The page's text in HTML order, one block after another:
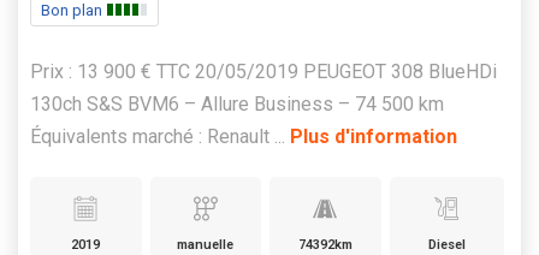
Bon plan
Prix : 13 900 € TTC 20/05/2019 PEUGEOT 308 BlueHDi
130ch S&S BVM6 – Allure Business – 74 500 km
Équivalents marché : Renault ... Plus d'information
2019 manuelle 74392km Diesel